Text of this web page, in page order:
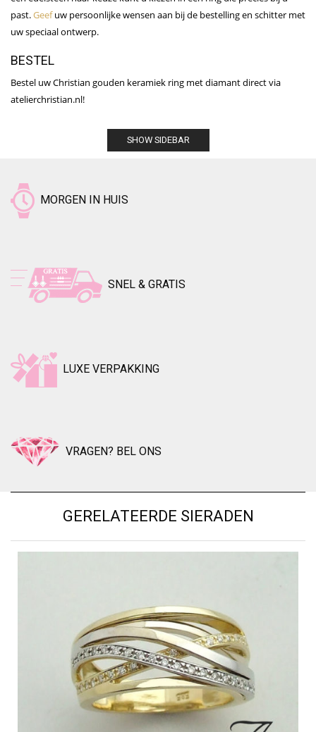
past.Geefuw persoonlijke wensen aan bij de bestelling en schitter met
uw speciaal ontwerp.
BESTEL
Bestel uw Christian gouden keramiek ring met diamant direct via
atelierchristian.nl!
SHOW SIDEBAR
MORGEN IN HUIS
SNEL & GRATIS
LUXE VERPAKKING
VRAGEN? BEL ONS
GERELATEERDE SIERADEN